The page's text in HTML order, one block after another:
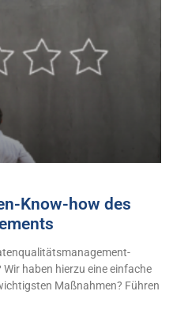
Know-how des
haben hierzu eine einfache
Maßnahmen? Führen